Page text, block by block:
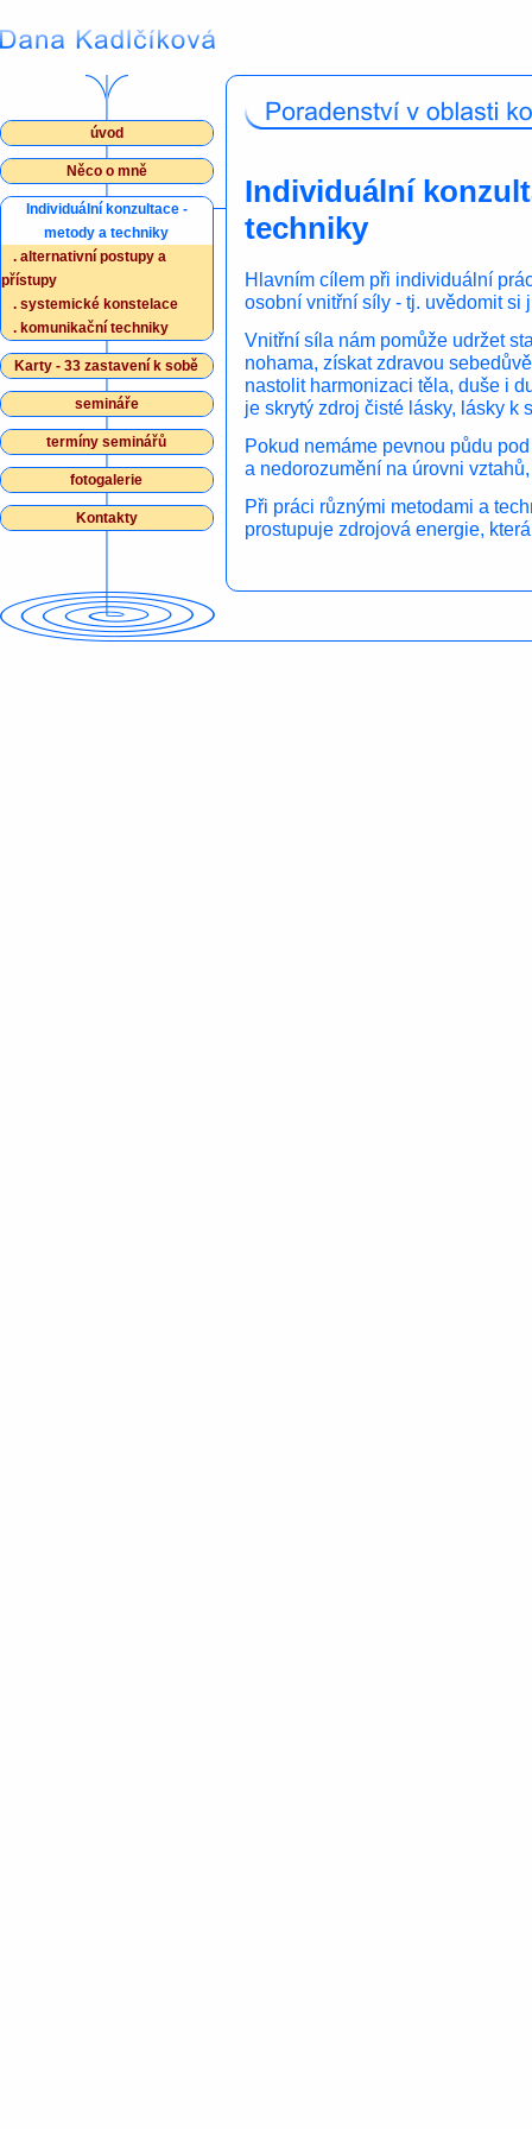
Individuální
techniky
Hlavním cílem při individuální
osobní vnitřní síly - tj. uvědomit si
Vnitřní síla nám pomůže udržet
nohama, získat zdravou
nastolit harmonizaci těla, duše i
je skrytý zdroj čisté lásky, lásky k
Pokud nemáme pevnou půdu
a nedorozumění na úrovni
Při práci různými metodami a
prostupuje zdrojová energie,
úvod
Něco o mně
Individuální konzultace -
metody a techniky
. alternativní postupy a
přístupy
. systemické konstelace
. komunikační techniky
Karty - 33 zastavení k sobě
semináře
termíny seminářů
fotogalerie
Kontakty